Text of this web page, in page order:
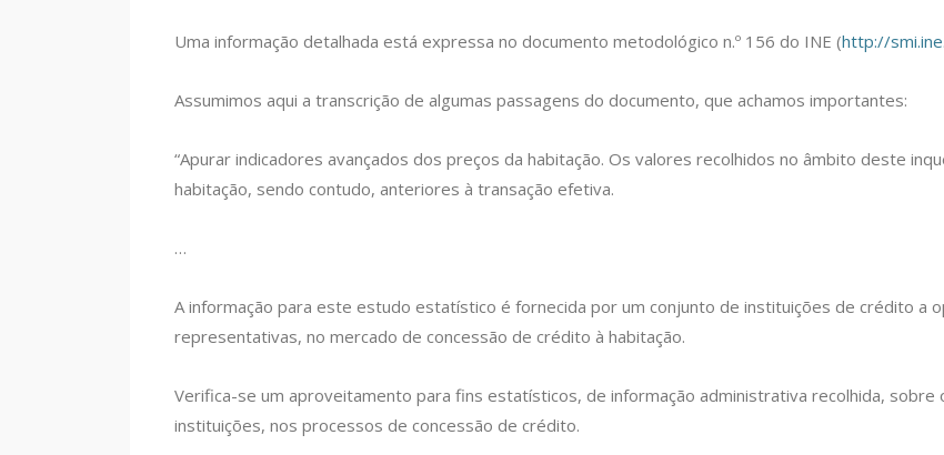
Uma informação detalhada está expressa no documento metodológico n.º 156 do INE (http://
Assumimos aqui a transcrição de algumas passagens do documento, que achamos importantes:
“Apurar indicadores avançados dos preços da habitação. Os valores recolhidos no âmbito deste
habitação, sendo contudo, anteriores à transação efetiva.
…
A informação para este estudo estatístico é fornecida por um conjunto de instituições de crédito a
representativas, no mercado de concessão de crédito à habitação.
Verifica-se um aproveitamento para fins estatísticos, de informação administrativa recolhida, sobre
instituições, nos processos de concessão de crédito.